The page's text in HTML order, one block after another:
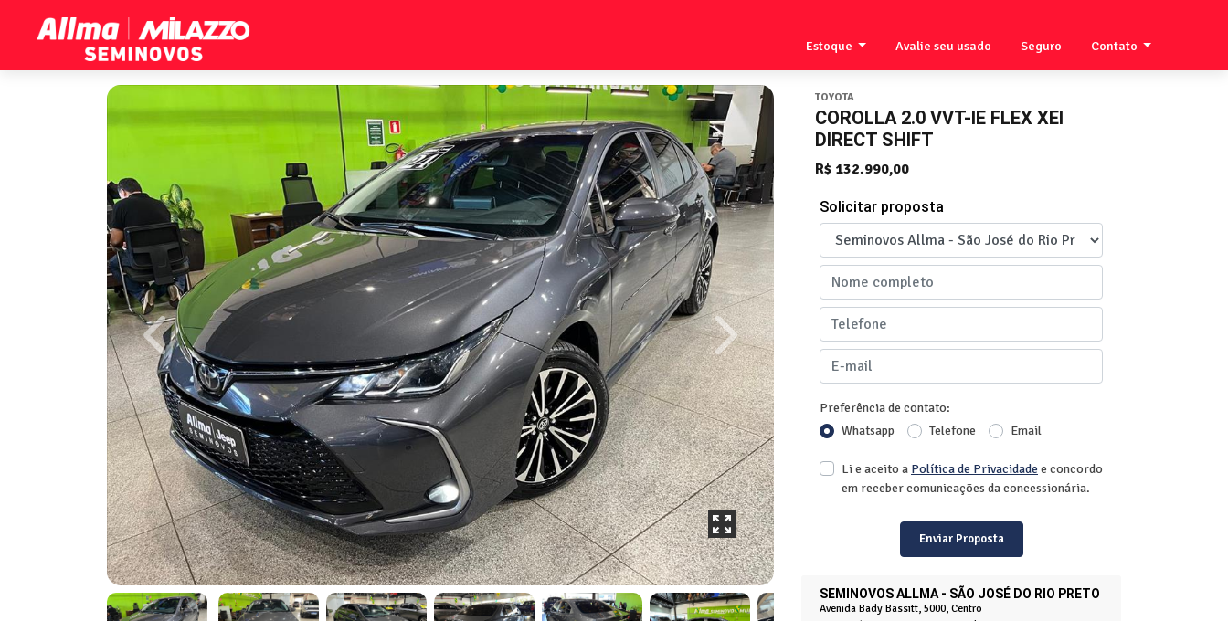
Estoque Avalie seu usado Seguro Contato
TOYOTA
COROLLA 2.0 VVT-IE FLEX XEI
DIRECT SHIFT
R$ 132.990,00
SEMINOVOS ALLMA - SÃO JOSÉ DO RIO PRETO
Avenida Bady Bassitt, 5000, Centro
Solicitar proposta
Preferência de contato:
Whatsapp
Telefone Email
Li e aceito a Política de Privacidadee concordo
em receber comunicações da concessionária.
Enviar Proposta
Previous Next